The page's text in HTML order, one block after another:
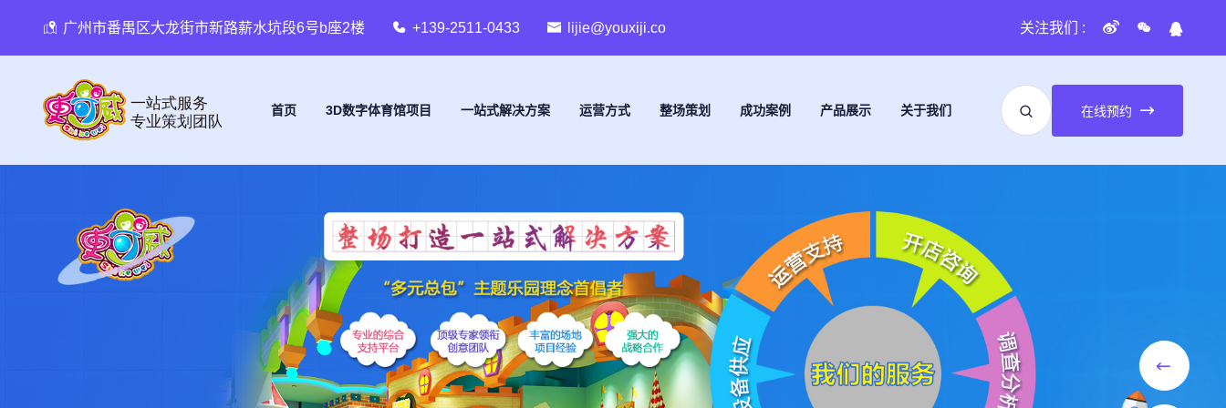
广州市番禺区大龙街市新路薪水坑段6号b座2楼 +139-2511-0433 lijie@youxiji.co 关注我们 :
首页 3D数字体育馆项目 一站式解决方案 运营方式 整场策划 成功案例 产品展示 关于我们 在线预约